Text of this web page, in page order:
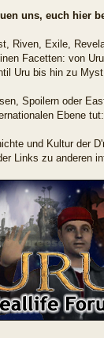
uns, euch hier
Riven, Exile,
Facetten: von
Uru bis hin zu
Spoilern oder
Ebene
und Kultur der
Links zu anderen